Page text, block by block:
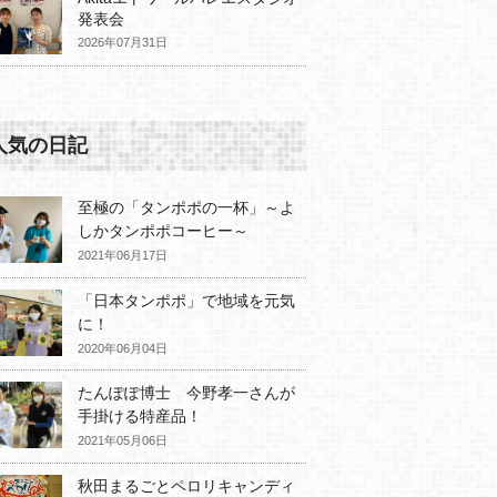
発表会
2026年07月31日
気の日記
至極の「タンポポの一杯」～よ
しかタンポポコーヒー～
2021年06月17日
「日本タンポポ」で地域を元気
に！
2020年06月04日
たんぽぽ博士 今野孝一さんが
手掛ける特産品！
2021年05月06日
秋田まるごとペロリキャンディ